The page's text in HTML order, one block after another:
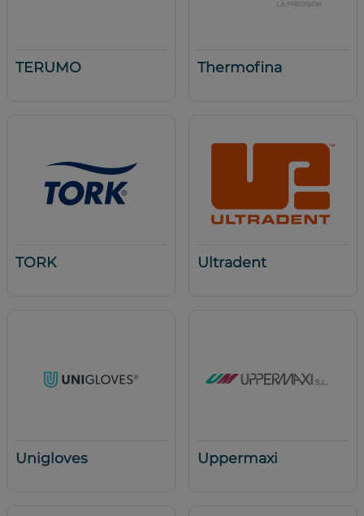
TERUMO Thermofina
TORK Ultradent
Unigloves Uppermaxi